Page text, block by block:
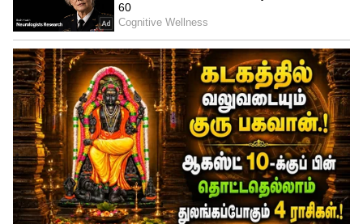
பதிப்பது கடினம். ஆனால், அகலமான
பகுதிகளில் இது சாத்தியமே,
நடந்துகொண்டும் இருக்கிறது.